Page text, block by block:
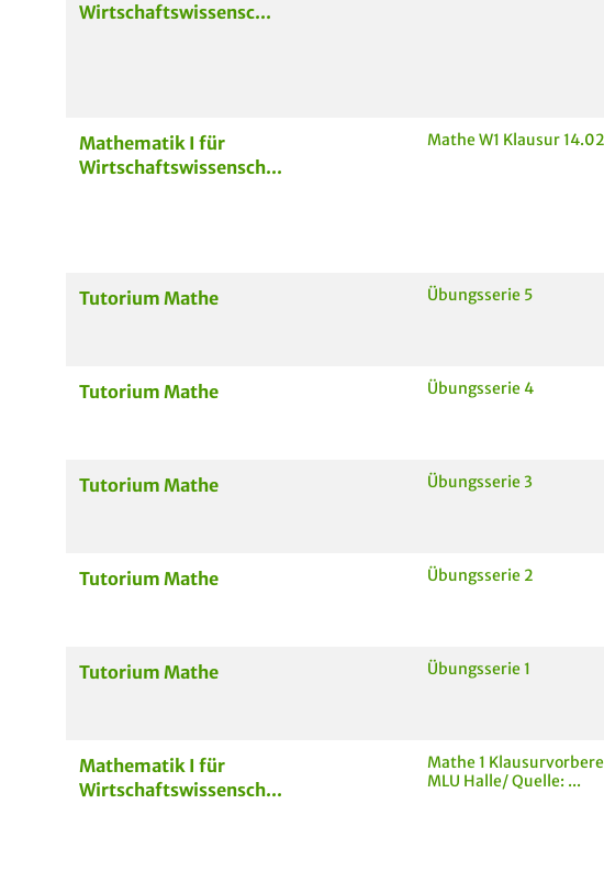
Wirtschaftswissensc...
Mathematik I für
Wirtschaftswissensch...
Mathe W1 Klausur
Tutorium Mathe Übungsserie 5
Tutorium Mathe Übungsserie 4
Tutorium Mathe Übungsserie 3
Tutorium Mathe Übungsserie 2
Tutorium Mathe Übungsserie 1
Mathematik I für
Wirtschaftswissensch...
Mathe 1
MLU Halle/ Quelle: ...